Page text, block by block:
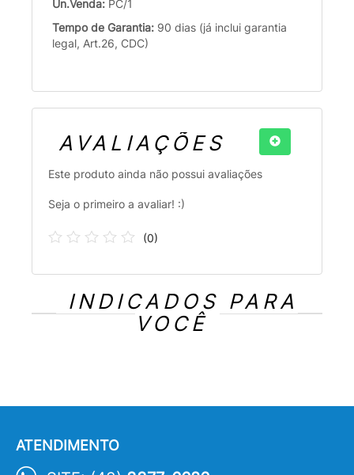
Un.Venda: PC/1
Tempo de Garantia: 90 dias (já inclui garantia
legal, Art.26, CDC)
AVALIAÇÕES
Este produto ainda não possui avaliações
Seja o primeiro a avaliar! :)
(0)
INDICADOS PARA
VOCÊ
ATENDIMENTO